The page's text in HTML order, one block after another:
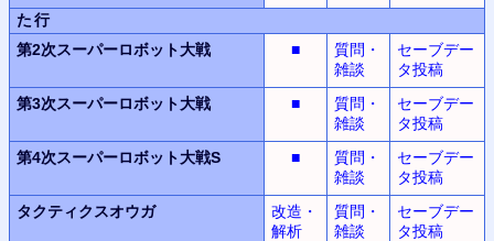
た行
第2次スーパーロボット大戦 ■
質問・
雑談
セーブデー
タ投稿
第3次スーパーロボット大戦 ■
質問・
雑談
セーブデー
タ投稿
第4次スーパーロボット大戦S
■
質問・
雑談
セーブデー
タ投稿
タクティクスオウガ
改造・
解析
質問・
雑談
セーブデー
タ投稿